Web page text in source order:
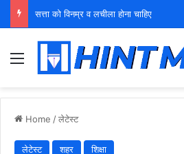
युवा शक्ति को पहचाने बूढ़ा नेतृत्व
Menu
Home /लेटेस्ट
लेटेस्ट शहर शिक्षा